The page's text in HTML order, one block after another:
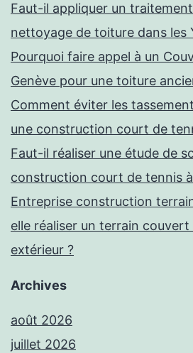
Faut-il appliquer un
nettoyage de toiture dans les
Pourquoi faire appel à un
Genève pour une toiture
Comment éviter les
une construction court de
Faut-il réaliser une étude de
construction court de tennis
Entreprise construction
elle réaliser un terrain
extérieur ?
Archives
août 2026
juillet 2026